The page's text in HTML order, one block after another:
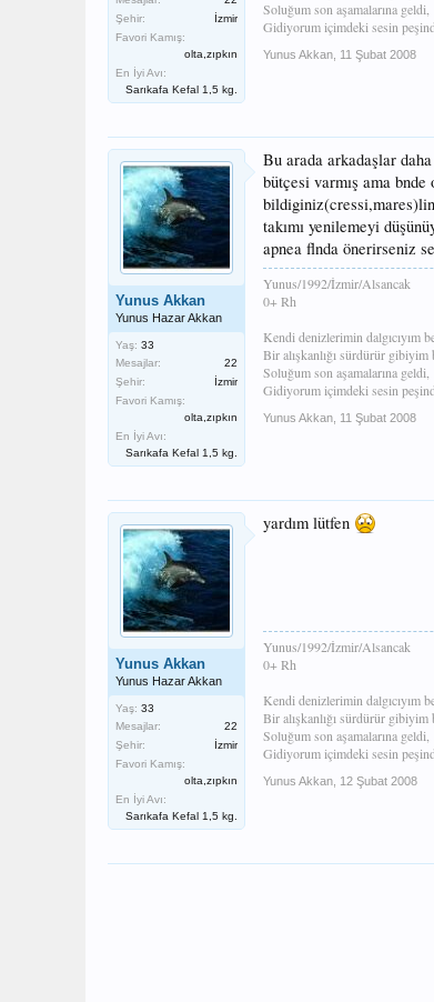
Şehir:
İzmir
Favori Kamış:
olta,zıpkın
En İyi Avı:
Sarıkafa Kefal 1,5 kg.
Soluğum son aşamalarına geldi,
Gidiyorum içimdeki sesin
Yunus Akkan 11 Şubat 2008
Yunus Akkan
Yunus Hazar Akkan
Yaş: 33
Mesajlar:
22
Şehir:
İzmir
Favori Kamış:
olta,zıpkın
En İyi Avı:
Sarıkafa Kefal 1,5 kg.
Bu arada arkadaşlar
bütçesi varmış ama bnde
takımı yenilemeyi
apnea flnda önerirseniz
Yunus/1992/İzmir/Alsancak
0+ Rh
Kendi denizlerimin dalgıcıyım
Bir alışkanlığı sürdürür gibiyim
Soluğum son aşamalarına geldi,
Gidiyorum içimdeki sesin
Yunus Akkan 11 Şubat 2008
Yunus Akkan
Yunus Hazar Akkan
Yaş: 33
Mesajlar:
22
Şehir:
İzmir
Favori Kamış:
olta,zıpkın
En İyi Avı:
Sarıkafa Kefal 1,5 kg.
yardım lütfen
Yunus/1992/İzmir/Alsancak
0+ Rh
Kendi denizlerimin dalgıcıyım
Bir alışkanlığı sürdürür gibiyim
Soluğum son aşamalarına geldi,
Gidiyorum içimdeki sesin
Yunus Akkan 12 Şubat 2008